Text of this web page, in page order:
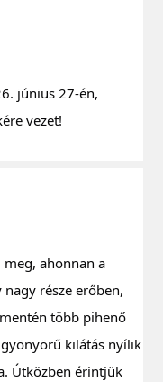
vezet!
része erőben,
több pihenő
kilátás nyílik
Útközben érintjük